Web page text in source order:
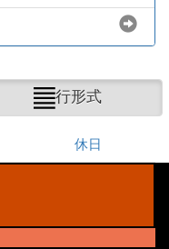
行形式
休日